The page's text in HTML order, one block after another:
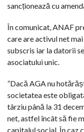
sancționează cu
În comunicat, ANAF
care are activul net
subscris iar la datorii
asociatului unic.
”Dacă AGA nu
societatea este
târziu până la 31
net, astfel încât să fie
capitalul social. În caz